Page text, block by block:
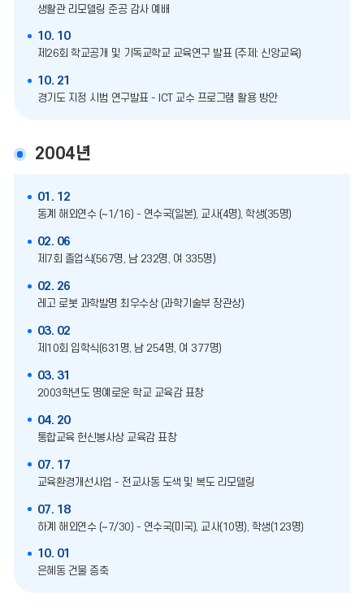
생활관 리모델링 준공 감사 예배
10. 10
제26회 학교공개 및 기독교학교 교육연구 발표 (주제: 신앙교육)
10. 21
경기도 지정 시범 연구발표 - ICT 교수 프로그램 활용 방안
2004년
01. 12
동계 해외연수 (~1/16) - 연수국(일본), 교사(4명), 학생(35명)
02. 06
제7회 졸업식(567명, 남 232명, 여 335명)
02. 26
레고 로봇 과학발명 최우수상 (과학기술부 장관상)
03. 02
제10회 입학식(631명, 남 254명, 여 377명)
03. 31
2003학년도 명예로운 학교 교육감 표창
04. 20
통합교육 헌신봉사상 교육감 표창
07. 17
교육환경개선사업 - 전교사동 도색 및 복도 리모델링
07. 18
하계 해외연수 (~7/30) - 연수국(미국), 교사(10명), 학생(123명)
10. 01
은혜동 건물 증축